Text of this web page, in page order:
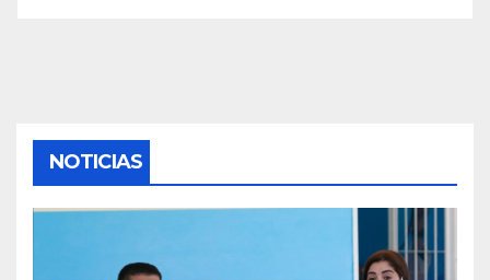
NOTICIAS